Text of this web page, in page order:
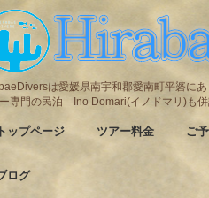
は愛媛県南宇和郡愛南町平碆に
専門の民泊 Ino Domari(イノドマリ)も併
トップページ ツアー料金 ご
ログ